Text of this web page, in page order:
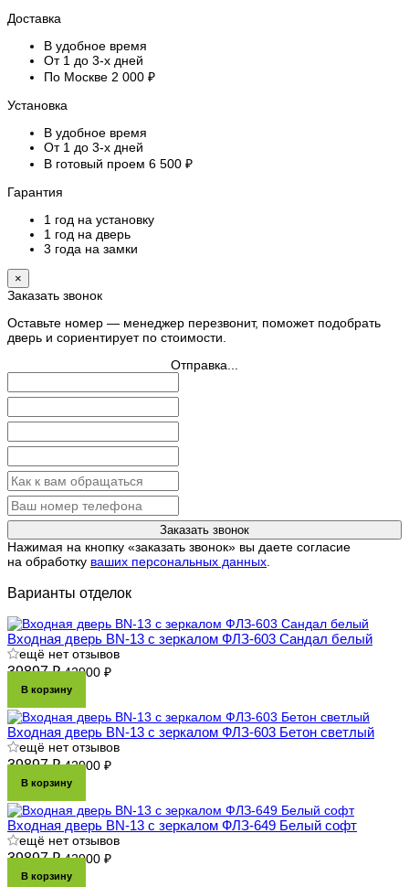
Доставка
В удобное время
От 1 до 3-х дней
По Москве 2 000 ₽
Установка
В удобное время
От 1 до 3-х дней
В готовый проем 6 500 ₽
Гарантия
1 год на установку
1 год на дверь
3 года на замки
×
Заказать звонок
Оставьте номер — менеджер перезвонит, поможет подобрать
дверь и сориентирует по стоимости.
Отправка...
Заказать звонок
Нажимая на кнопку «заказать звонок» вы даете согласие
на обработку ваших персональных данных
Варианты отделок
Входная дверь BN-13 с зеркалом ФЛЗ-603 Сандал белый
ещё нет отзывов
39897 ₽ 42900 ₽
В корзину
Входная дверь BN-13 с зеркалом ФЛЗ-603 Бетон светлый
ещё нет отзывов
39897 ₽ 42900 ₽
В корзину
Входная дверь BN-13 с зеркалом ФЛЗ-649 Белый софт
ещё нет отзывов
39897 ₽ 42900 ₽
В корзину